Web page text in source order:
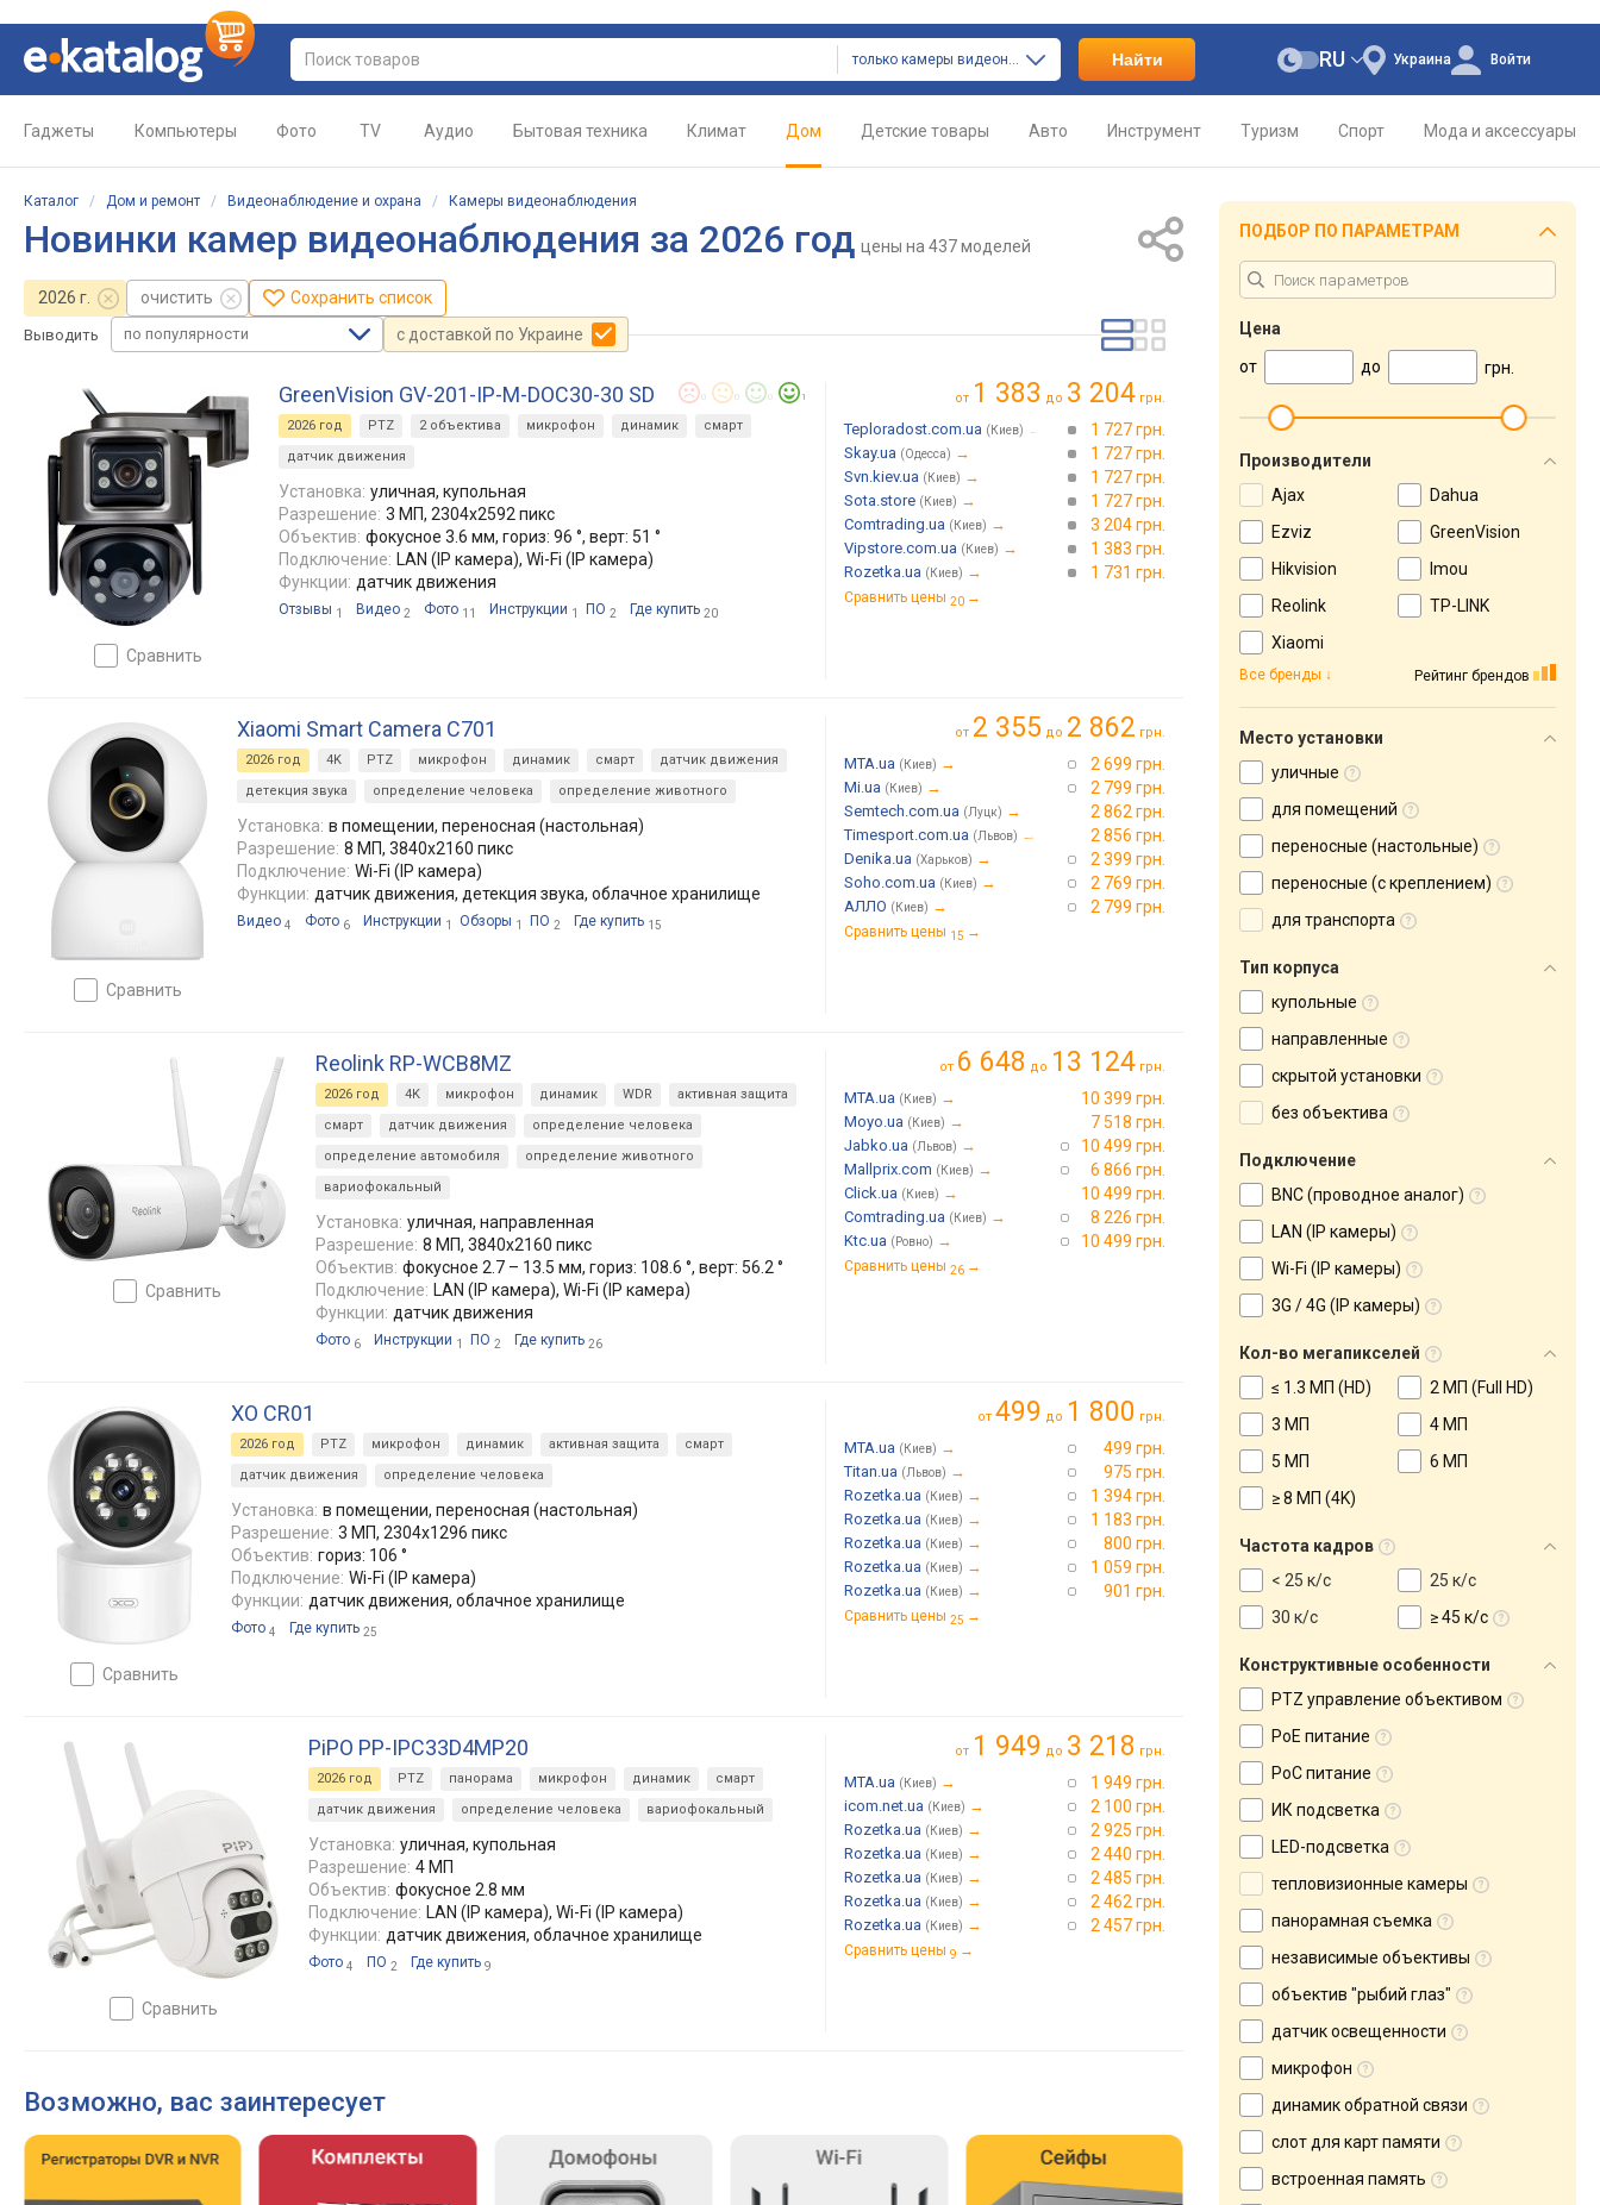
только камеры видеонаблюдения Найти Украина
RU Войти
Гаджеты Компьютеры Фото TV Аудио Бытовая техника Климат Дом Детские товары Авто Инструмент Туризм Спорт Мода и аксессуары
Каталог / Дом и ремонт / Видеонаблюдение и охрана / Камеры видеонаблюдения
Новинки камер видеонаблюдения за 2026 год цены на 437 моделей
2026 г. очистить Сохранить список
Выводить по популярности с доставкой по Украине
сравнить
GreenVision GV-201-IP-M-DOC30-30 SD 1
2026 год PTZ 2 объектива микрофон динамик
смарт
датчик движения
Установка: уличная, купольная
Разрешение: 3 МП, 2304х2592 пикс
Объектив: фокусное 3.6 мм, гориз: 96 °, верт: 51 °
Подключение: LAN (IP камера), Wi-Fi (IP камера)
Функции: датчик движения
Отзывы 1 Видео 2 Фото 11 Инструкции 1 ПО 2 Где купить 20
от 1 383 до 3 204 грн.
Teploradost.com.ua (Киев) → 1 727 грн.
Skay.ua (Одесса) → 1 727 грн.
Svn.kiev.ua (Киев) → 1 727 грн.
Sota.store (Киев) → 1 727 грн.
Comtrading.ua (Киев) → 3 204 грн.
Vipstore.com.ua (Киев) → 1 383 грн.
Rozetka.ua (Киев) → 1 731 грн.
Сравнить цены 20 →
сравнить
Xiaomi Smart Camera C701
2026 год 4K PTZ микрофон динамик смарт
датчик движения
детекция звука
определение человека определение животного
Установка: в помещении, переносная (настольная)
Разрешение: 8 МП, 3840x2160 пикс
Подключение: Wi-Fi (IP камера)
Функции: датчик движения, детекция звука, облачное хранилище
Видео 4 Фото 6 Инструкции 1 Обзоры 1 ПО 2 Где купить 15
от 2 355 до 2 862 грн.
MTA.ua (Киев) → 2 699 грн.
Mi.ua (Киев) → 2 799 грн.
Semtech.com.ua (Луцк) → 2 862 грн.
Timesport.com.ua (Львов) → 2 856 грн.
Denika.ua (Харьков) → 2 399 грн.
Soho.com.ua (Киев) → 2 769 грн.
АЛЛО (Киев) → 2 799 грн.
Сравнить цены 15 →
сравнить
Reolink RP-WCB8MZ
2026 год 4K микрофон динамик WDR
активная защита
смарт
датчик движения
определение человека
определение автомобиля
определение животного
вариофокальный
Установка: уличная, направленная
Разрешение: 8 МП, 3840x2160 пикс
Объектив: фокусное 2.7 – 13.5 мм, гориз: 108.6 °, верт: 56.2 °
Подключение: LAN (IP камера), Wi-Fi (IP камера)
Функции: датчик движения
Фото 6 Инструкции 1 ПО 2 Где купить 26
от 6 648 до 13 124 грн.
MTA.ua (Киев) → 10 399 грн.
Moyo.ua (Киев) → 7 518 грн.
Jabko.ua (Львов) → 10 499 грн.
Mallprix.com (Киев) → 6 866 грн.
Click.ua (Киев) → 10 499 грн.
Comtrading.ua (Киев) → 8 226 грн.
Ktc.ua (Ровно) → 10 499 грн.
Сравнить цены 26 →
сравнить
XO CR01
2026 год PTZ микрофон динамик активная защита
смарт
датчик движения
определение человека
Установка: в помещении, переносная (настольная)
Разрешение: 3 МП, 2304x1296 пикс
Объектив: гориз: 106 °
Подключение: Wi-Fi (IP камера)
Функции: датчик движения, облачное хранилище
Фото 4 Где купить 25
от 499 до 1 800 грн.
MTA.ua (Киев) → 499 грн.
Titan.ua (Львов) → 975 грн.
Rozetka.ua (Киев) → 1 394 грн.
Rozetka.ua (Киев) → 1 183 грн.
Rozetka.ua (Киев) → 800 грн.
Rozetka.ua (Киев) → 1 059 грн.
Rozetka.ua (Киев) → 901 грн.
Сравнить цены 25 →
сравнить
PiPO PP-IPC33D4MP20
2026 год PTZ панорама микрофон динамик
смарт
датчик движения
определение человека вариофокальный
Установка: уличная, купольная
Разрешение: 4 МП
Объектив: фокусное 2.8 мм
Подключение: LAN (IP камера), Wi-Fi (IP камера)
Функции: датчик движения, облачное хранилище
Фото 4 ПО 2 Где купить 9
от 1 949 до 3 218 грн.
MTA.ua (Киев) → 1 949 грн.
icom.net.ua (Киев) → 2 100 грн.
Rozetka.ua (Киев) → 2 925 грн.
Rozetka.ua (Киев) → 2 440 грн.
Rozetka.ua (Киев) → 2 485 грн.
Rozetka.ua (Киев) → 2 462 грн.
Rozetka.ua (Киев) → 2 457 грн.
Сравнить цены 9 →
Возможно, вас заинтересует
ПОДБОР ПО ПАРАМЕТРАМ
Цена
от
до грн.
Производители
Ajax
Dahua
Ezviz
GreenVision
Hikvision
Imou
Reolink
TP-LINK
Xiaomi
Рейтинг брендов
Все бренды
Место установки
уличные
для помещений
переносные (настольные)
переносные (с креплением)
для транспорта
Тип корпуса
купольные
направленные
скрытой установки
без объектива
Подключение
BNC (проводное аналог)
LAN (IP камеры)
Wi-Fi (IP камеры)
3G / 4G (IP камеры)
Кол-во мегапикселей
≤ 1.3 МП (HD)
2 МП (Full HD)
3 МП
4 МП
5 МП
6 МП
≥ 8 МП (4K)
Частота кадров
< 25 к/с
25 к/с
30 к/с
≥ 45 к/с
Конструктивные особенности
PTZ управление объективом
PoE питание
PoC питание
ИК подсветка
LED-подсветка
тепловизионные камеры
панорамная съемка
независимые объективы
объектив "рыбий глаз"
датчик освещенности
микрофон
динамик обратной связи
слот для карт памяти
встроенная память